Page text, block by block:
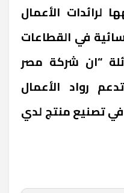
لرائدات الأعمال
في القطاعات
“ان شركة مصر
رواد الأعمال
في تصنيع منتج لدي